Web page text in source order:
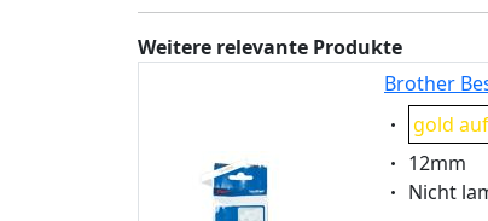
Weitere relevante Produkte
Brother
gold
Eigenschaft:
12mm
Nicht